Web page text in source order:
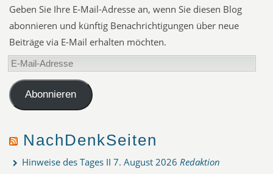
Geben Sie Ihre E-Mail-Adresse an, wenn Sie diesen Blog
abonnieren und künftig Benachrichtigungen über neue
Beiträge via E-Mail erhalten möchten.
E-
Mail-
AdresseAbonnieren
NachDenkSeiten
Hinweise des Tages II 7. August 2026 Redaktion